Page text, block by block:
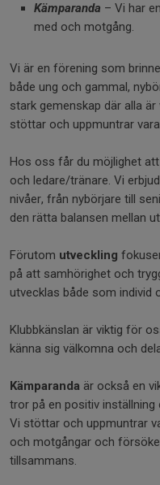
Kämparanda – Vi har
med och motgång.
Vi är en förening som
både ung och gammal,
stark gemenskap där alla
stöttar och uppmuntrar
Hos oss får du möjlighet
och ledare/tränare. Vi
nivåer, från nybörjare till
den rätta balansen mellan
Förutom utveckling
på att samhörighet och
utvecklas både som individ
Klubbkänslan är viktig för
känna sig välkomna och
Kämparanda är också en
tror på en positiv
Vi stöttar och uppmuntrar
och motgångar och
tillsammans.